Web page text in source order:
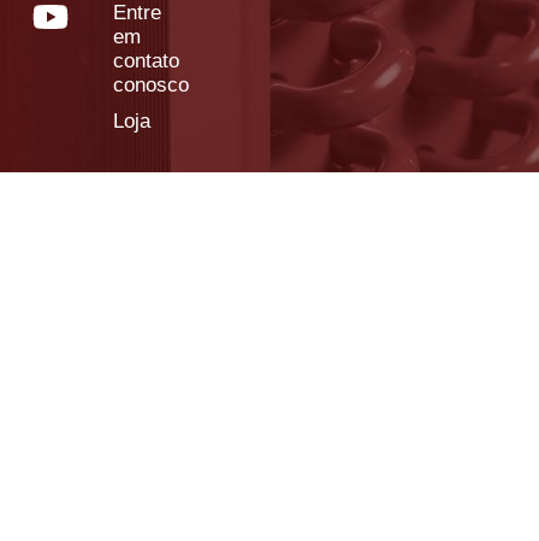
Entre
em
contato
conosco
Loja